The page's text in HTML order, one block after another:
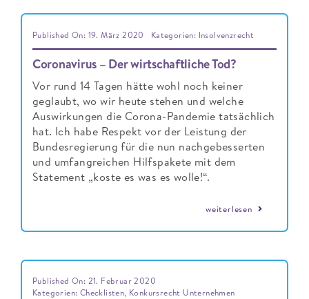
Published On: 19. März 2020 Kategorien: Insolvenzrecht
Coronavirus – Der wirtschaftliche Tod?
Vor rund 14 Tagen hätte wohl noch keiner
geglaubt, wo wir heute stehen und welche
Auswirkungen die Corona-Pandemie tatsächlich
hat. Ich habe Respekt vor der Leistung der
Bundesregierung für die nun nachgebesserten
und umfangreichen Hilfspakete mit dem
Statement „koste es was es wolle!“.
weiterlesen
Published On: 21. Februar 2020
Kategorien: Checklisten, Konkursrecht Unternehmen